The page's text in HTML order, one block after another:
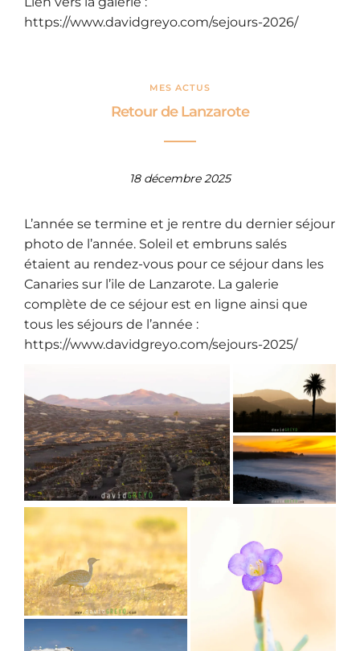
https://www.davidgreyo.com/sejours-2026/
MES ACTUS
Retour de Lanzarote
18 décembre 2025
L’année se termine et je rentre du dernier séjour
photo de l’année. Soleil et embruns salés
étaient au rendez-vous pour ce séjour dans les
Canaries sur l’ile de Lanzarote. La galerie
complète de ce séjour est en ligne ainsi que
tous les séjours de l’année :
https://www.davidgreyo.com/sejours-2025/